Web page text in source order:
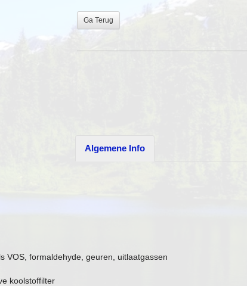
Ga Terug
Algemene Info
VOS, formaldehyde, geuren, uitlaatgassen
koolstoffilter